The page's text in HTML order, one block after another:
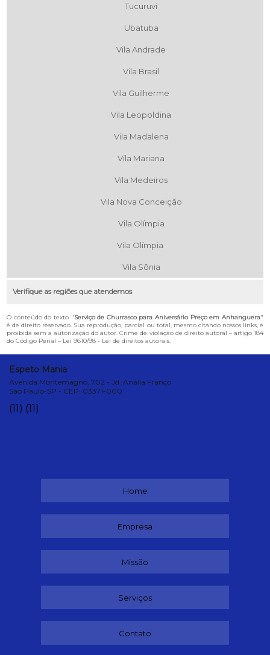
Tucuruvi
Ubatuba
Vila Andrade
Vila Brasil
Vila Guilherme
Vila Leopoldina
Vila Madalena
Vila Mariana
Vila Medeiros
Vila Nova Conceição
Vila Olímpia
Vila Olímpia
Vila Sônia
Verifique as regiões que atendemos
O conteúdo do texto "Serviço de Churrasco para Aniversário Preço em Anhanguera"
é de direito reservado. Sua reprodução, parcial ou total, mesmo citando nossos links, é
proibida sem a autorização do autor. Crime de violação de direito autoral – artigo 184
do Código Penal – Lei 9610/98 - Lei de direitos autorais.
Espeto Mania
Avenida Montemagno, 702 - Jd. Anália Franco
São Paulo-SP - CEP: 03371-000
(11) (11)
Home
Empresa
Missão
Serviços
Contato